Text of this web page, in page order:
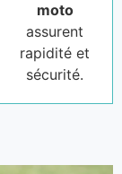
moto
assurent
rapidité et
sécurité.